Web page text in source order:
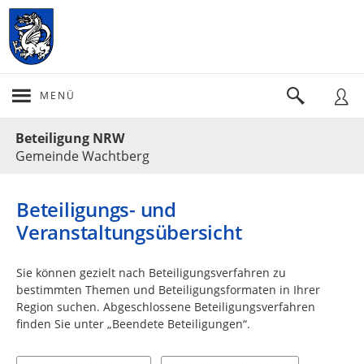
MENÜ
Beteiligung NRW
Gemeinde Wachtberg
Beteiligungs- und
Veranstaltungsübersicht
Sie können gezielt nach Beteiligungsverfahren zu
bestimmten Themen und Beteiligungsformaten in Ihrer
Region suchen. Abgeschlossene Beteiligungsverfahren
finden Sie unter „Beendete Beteiligungen“.